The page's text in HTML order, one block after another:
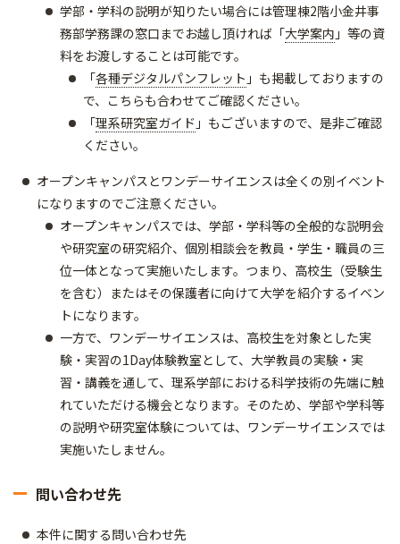
学部・学科の説明が知りたい場合には管理棟2階小金井事
務部学務課の窓口までお越し頂ければ「大学案内 」等の資
料をお渡しすることは可能です。
「各種デジタルパンフレット 」も掲載しておりますの
で、こちらも合わせてご確認ください。
「理系研究室ガイド 」もございますので、是非ご確認
ください。
オープンキャンパスとワンデーサイエンスは全くの別イベント
になりますのでご注意ください。
オープンキャンパスでは、学部・学科等の全般的な説明会
や研究室の研究紹介、個別相談会を教員・学生・職員の三
位一体となって実施いたします。つまり、高校生（受験生
を含む）またはその保護者に向けて大学を紹介するイベン
トになります。
一方で、ワンデーサイエンスは、高校生を対象とした実
験・実習の1Day体験教室として、大学教員の実験・実
習・講義を通して、理系学部における科学技術の先端に触
れていただける機会となります。そのため、学部や学科等
の説明や研究室体験については、ワンデーサイエンスでは
実施いたしません。
問い合わせ先
本件に関する問い合わせ先